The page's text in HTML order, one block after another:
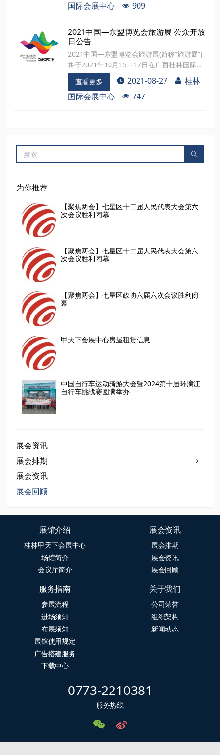
国际会展中心
909
2021中国—东盟博览会旅游展 公众开放
日公告
2021中国—东盟博览会旅游展(简称“旅游展”)
将于2021年10月15—17日在广西桂林国际会
展中心举办，10月16—17日为公众开放日。
查看更多 2021-08-27
桂林
国际会展中心
747
为你推荐
【聚焦两会】七星区十二届人民代表大会第六
次会议胜利闭幕
【聚焦两会】七星区十二届人民代表大会第六
次会议胜利闭幕
【聚焦两会】七星区政协六届六次会议胜利闭
幕
甲天下会展中心房屋租赁信息
中国自行车运动骑游大会暨2024第十届环漓江
自行车挑战赛圆满举办
展会资讯
展会排期
展会资讯
展会回顾
展馆介绍
桂林甲天下会展中心
场馆简介
会议厅简介
展会资讯
展会排期
展会资讯
展会回顾
服务指南
参展流程
进场须知
布展须知
展馆使用规定
广告搭建服务
下载中心
关于我们
公司荣誉
组织架构
新闻动态
0773-2210381
服务热线